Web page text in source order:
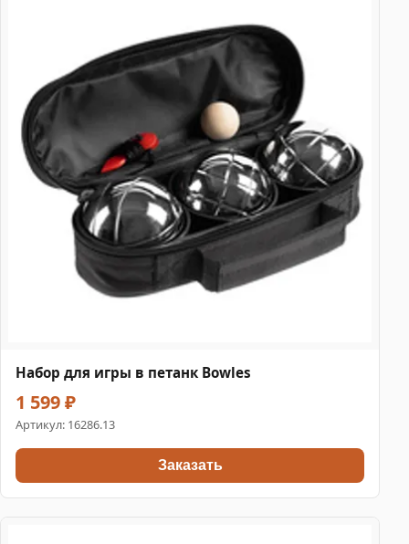
Набор для игры в петанк Bowles
1 599 ₽
Артикул: 16286.13
Заказать